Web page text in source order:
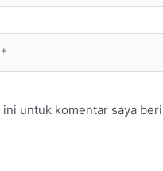
untuk komentar saya